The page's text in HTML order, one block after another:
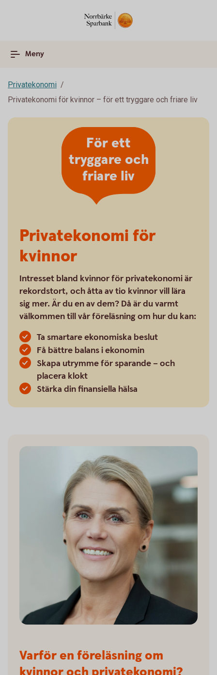
Meny
Privatekonomi
Privatekonomi för kvinnor – för ett tryggare och friare liv
Privatekonomi för
kvinnor
Intresset bland kvinnor för privatekonomi är
rekordstort, och åtta av tio kvinnor vill lära
sig mer. Är du en av dem? Då är du varmt
välkommen till vår föreläsning om hur du kan:
Ta smartare ekonomiska beslut
Få bättre balans i ekonomin
Skapa utrymme för sparande – och
placera klokt
Stärka din finansiella hälsa
För ett
tryggare och
friare liv
Varför en föreläsning om